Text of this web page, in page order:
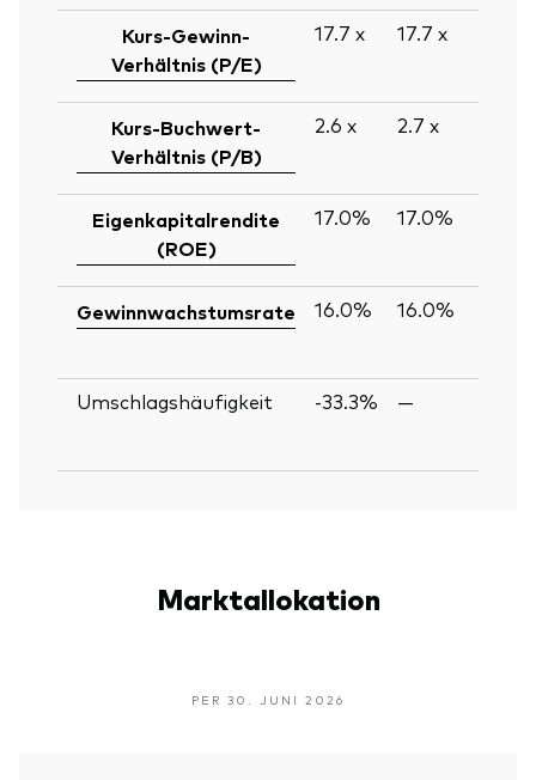
Kurs-Gewinn-
Verhältnis (P/E)
17.7 x 17.7 x
Kurs-Buchwert-
Verhältnis (P/B)
2.6 x 2.7 x
Eigenkapitalrendite
(ROE)
17.0% 17.0%
Gewinnwachstumsrate 16.0% 16.0%
Umschlagshäufigkeit -33.3% —
Marktallokation
PER 30. JUNI 2026